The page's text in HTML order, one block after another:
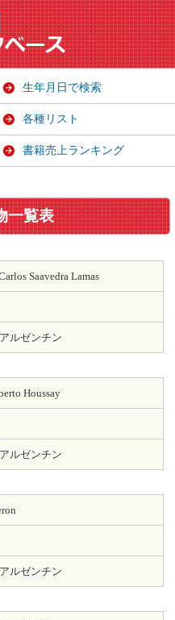
一覧表
Saavedra Lamas
ルゼンチン
Houssay
ルゼンチン
ルゼンチン
生年月日で検索
各種リスト
書籍売上ランキング